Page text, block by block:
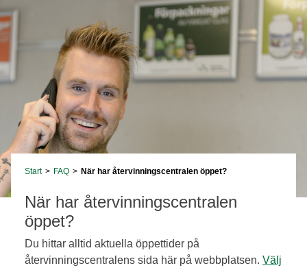
Start > FAQ > När har återvinningscentralen öppet?
När har återvinningscentralen
öppet?
Du hittar alltid aktuella öppettider på
återvinningscentralens sida här på webbplatsen. Välj